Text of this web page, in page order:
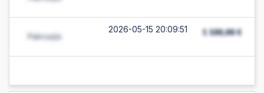
2026-05-15 20:09:51